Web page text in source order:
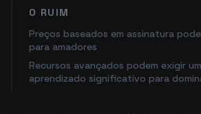
O RUIM
Preços baseados em assinatura
para amadores
Recursos avançados podem exigir
aprendizado significativo para